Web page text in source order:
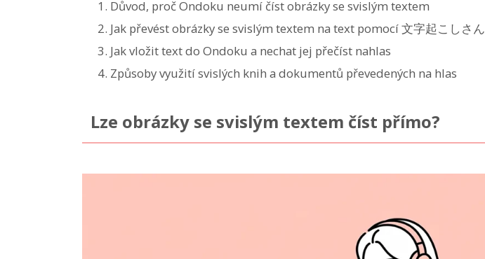
Důvod, proč Ondoku neumí číst obrázky se svislým textem
Jak převést obrázky se svislým textem na text pomocí 文字起こしさん
Jak vložit text do Ondoku a nechat jej přečíst nahlas
Způsoby využití svislých knih a dokumentů převedených na hlas
Lze obrázky se svislým textem číst přímo?